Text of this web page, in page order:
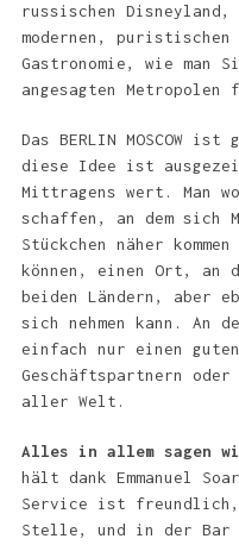
russischen
modernen,
Gastronomie, wie man
angesagten Metropolen
Das BERLIN MOSCOW
diese Idee ist
Mittragens wert. Man
schaffen, an dem sich
Stückchen näher
können, einen Ort, an
beiden Ländern, aber
sich nehmen kann. An
einfach nur einen
Geschäftspartnern oder
aller Welt.
Alles in allem sagen
hält dank Emmanuel
Service ist
Stelle, und in der Bar